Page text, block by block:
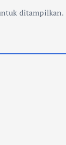
ditampilkan.